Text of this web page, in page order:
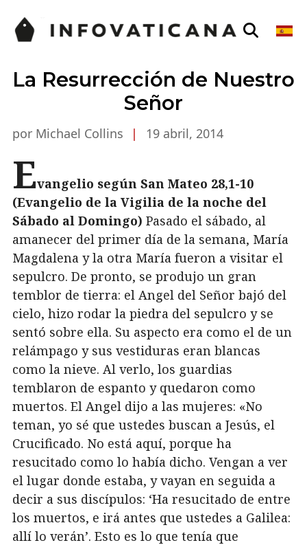
La Resurrección de Nuestro
Señor
por Michael Collins | 19 abril, 2014
Evangelio según San Mateo 28,1-10
(Evangelio de la Vigilia de la noche del
Sábado al Domingo) Pasado el sábado, al
amanecer del primer día de la semana, María
Magdalena y la otra María fueron a visitar el
sepulcro. De pronto, se produjo un gran
temblor de tierra: el Angel del Señor bajó del
cielo, hizo rodar la piedra del sepulcro y se
sentó sobre ella. Su aspecto era como el de un
relámpago y sus vestiduras eran blancas
como la nieve. Al verlo, los guardias
temblaron de espanto y quedaron como
muertos. El Angel dijo a las mujeres: «No
teman, yo sé que ustedes buscan a Jesús, el
Crucificado. No está aquí, porque ha
resucitado como lo había dicho. Vengan a ver
el lugar donde estaba, y vayan en seguida a
decir a sus discípulos: ‘Ha resucitado de entre
los muertos, e irá antes que ustedes a Galilea:
allí lo verán’. Esto es lo que tenía que